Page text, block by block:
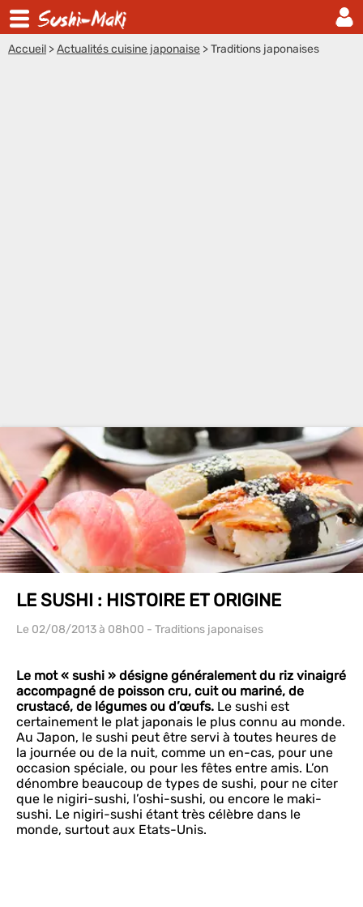
Accueil >Actualités cuisine japonaise >Traditions japonaises
LE SUSHI : HISTOIRE ET ORIGINE
Le 02/08/2013à 08h00 - Traditions japonaises
Le mot « sushi » désigne généralement du riz vinaigré
accompagné de poisson cru, cuit ou mariné, de
crustacé, de légumes ou d’œufs. Le sushi est
certainement le plat japonais le plus connu au monde.
Au Japon, le sushi peut être servi à toutes heures de
la journée ou de la nuit, comme un en-cas, pour une
occasion spéciale, ou pour les fêtes entre amis. L’on
dénombre beaucoup de types de sushi, pour ne citer
que le nigiri-sushi, l’oshi-sushi, ou encore le maki-
sushi. Le nigiri-sushi étant très célèbre dans le
monde, surtout aux Etats-Unis.